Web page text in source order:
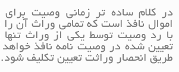
در کلام ساده تر زمانی وصیت
اموال نافذ است که تمامی وراث آن
با رد وصیت توسط یکی از وراث
تعیین شده در وصیت نامه نافذ خواهد
طریق انحصار وراثت تعیین تکلیف شود.